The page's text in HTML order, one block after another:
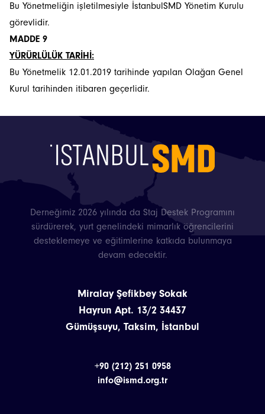
Bu Yönetmeliğin işletilmesiyle İstanbulSMD Yönetim Kurulu
görevlidir.
MADDE 9
YÜRÜRLÜLÜK TARİHİ:
Bu Yönetmelik 12.01.2019 tarihinde yapılan Olağan Genel
Kurul tarihinden itibaren geçerlidir.
Derneğimiz 2026 yılında da Staj Destek Programını
sürdürerek, yurt genelindeki mimarlık öğrencilerini
desteklemeye ve eğitimlerine katkıda bulunmaya
devam edecektir.
Miralay Şefikbey Sokak
Hayrun Apt. 13/2 34437
Gümüşsuyu, Taksim, İstanbul
+90 (212) 251 0958
info@ismd.org.tr